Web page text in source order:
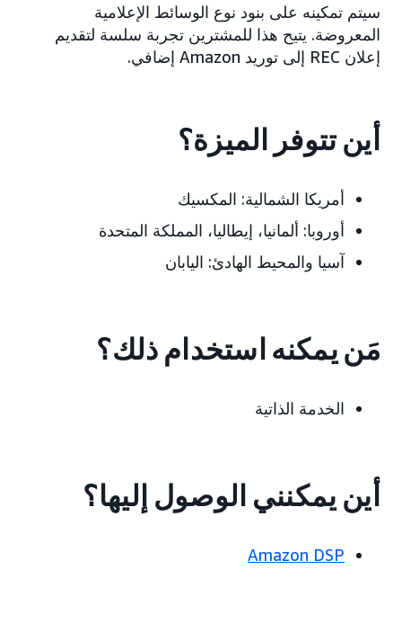
سيتم تمكينه على بنود نوع الوسائط الإعلامية
المعروضة. يتيح هذا للمشترين تجربة سلسة لتقديم
إعلان REC إلى توريد Amazon إضافي.
أين تتوفر الميزة؟
أمريكا الشمالية: المكسيك
أوروبا: ألمانيا، إيطاليا، المملكة المتحدة
آسيا والمحيط الهادئ: اليابان
مَن يمكنه استخدام ذلك؟
الخدمة الذاتية
أين يمكنني الوصول إليها؟
Amazon DSP